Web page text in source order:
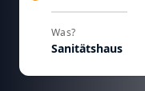
Was?
Sanitätshaus